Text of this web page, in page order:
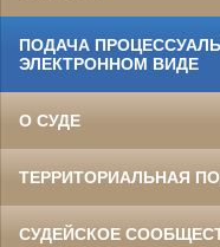
ПОДАЧА
ЭЛЕКТРОННОМ ВИДЕ
О СУДЕ
ТЕРРИТОРИАЛЬНАЯ
СУДЕЙСКОЕ